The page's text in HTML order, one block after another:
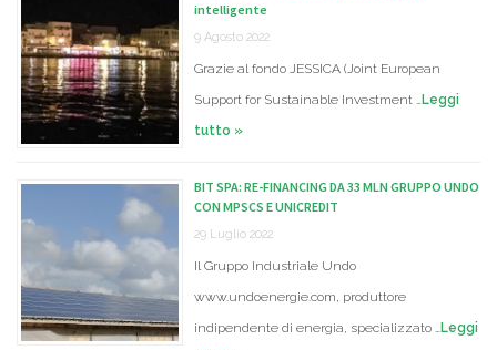
intelligente
9 Agosto 2022
Grazie al fondo JESSICA (Joint European
Support for Sustainable Investment …Leggi
tutto »
BIT SPA: RE-FINANCING DA 33 MLN GRUPPO UNDO
CON MPSCS E UNICREDIT
29 Luglio 2022
Il Gruppo Industriale Undo
www.undoenergie.com, produttore
indipendente di energia, specializzato …Leggi